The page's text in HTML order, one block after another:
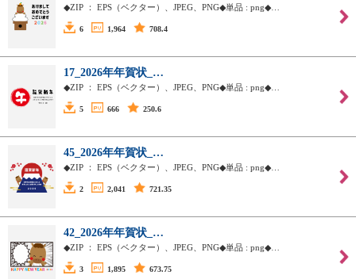
◆ZIP ： EPS（ベクター）、JPEG、PNG◆単品 : png◆…
6 1,964 708.4
17_2026年年賀状_…
◆ZIP ： EPS（ベクター）、JPEG、PNG◆単品 : png◆…
5 666 250.6
45_2026年年賀状_…
◆ZIP ： EPS（ベクター）、JPEG、PNG◆単品 : png◆…
2 2,041 721.35
42_2026年年賀状_…
◆ZIP ： EPS（ベクター）、JPEG、PNG◆単品 : png◆…
3 1,895 673.75